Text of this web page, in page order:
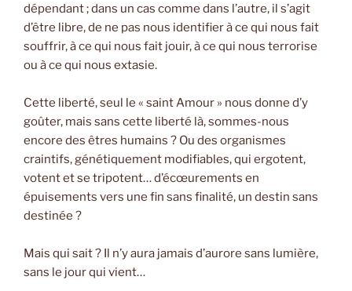
dépendant ; dans un cas comme dans l’autre, il s’agit
d’être libre, de ne pas nous identifier à ce qui nous fait
souffrir, à ce qui nous fait jouir, à ce qui nous terrorise
ou à ce qui nous extasie.
Cette liberté, seul le « saint Amour » nous donne d’y
goûter, mais sans cette liberté là, sommes-nous
encore des êtres humains ? Ou des organismes
craintifs, génétiquement modifiables, qui ergotent,
votent et se tripotent… d’écœurements en
épuisements vers une fin sans finalité, un destin sans
destinée ?
Mais qui sait ? Il n’y aura jamais d’aurore sans lumière,
sans le jour qui vient…